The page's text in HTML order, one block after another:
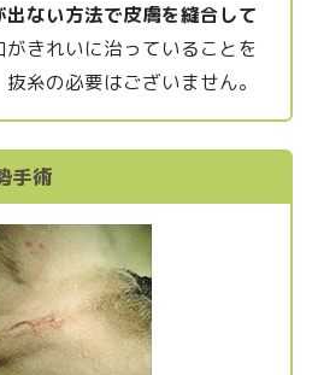
ない方法で皮膚を縫合して
がきれいに治っていることを
糸の必要はございません。
手術